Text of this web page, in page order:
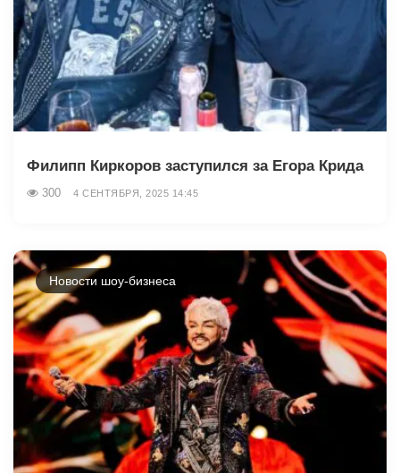
Филипп Киркоров заступился за Егора Крида
300 4 СЕНТЯБРЯ, 2025 14:45
Новости шоу-бизнеса